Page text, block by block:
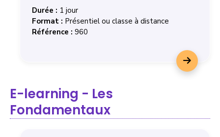
Durée : 1 jour
Format : Présentiel ou classe à distance
Référence : 960
E-learning - Les
Fondamentaux